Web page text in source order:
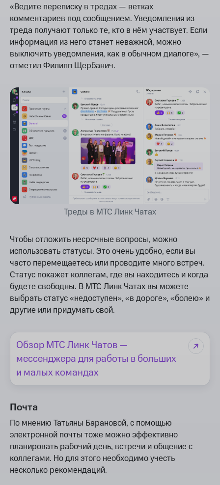
«Ведите переписку в тредах — ветках
комментариев под сообщением. Уведомления из
треда получают только те, кто в нём участвует. Если
информация из него станет неважной, можно
выключить уведомления, как в обычном диалоге», —
отметил Филипп Щербанич.
Треды в МТС Линк Чатах
Чтобы отложить несрочные вопросы, можно
использовать статусы. Это очень удобно, если вы
часто перемещаетесь или проводите много встреч.
Статус покажет коллегам, где вы находитесь и когда
будете свободны. В МТС Линк Чатах вы можете
выбрать статус «недоступен», «в дороге», «болею» и
другие или придумать свой.
Обзор МТС Линк Чатов —
мессенджера для работы в больших
и малых командах
Почта
По мнению Татьяны Барановой, с помощью
электронной почты тоже можно эффективно
планировать рабочий день, встречи и общение с
коллегами. Но для этого необходимо учесть
несколько рекомендаций.